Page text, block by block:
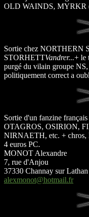
OLD WAINDS, MYRKR
Sortie chez NORTHERN
STORHETTVandrer...+ le
purgé du vilain groupe
politiquement correct a
Sortie d'un fanzine
OTAGROS, OSIRION,
NIRNAETH, etc. + chros,
4 euros PC.
MONOT Alexandre
7, rue d'Anjou
37330 Channay sur Lathan
alexmonot@hotmail.fr